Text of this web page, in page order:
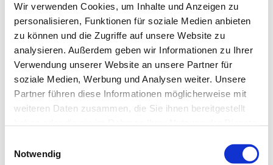
Wir verwenden Cookies, um Inhalte und Anzeigen zu
personalisieren, Funktionen für soziale Medien anbieten
zu können und die Zugriffe auf unsere Website zu
analysieren. Außerdem geben wir Informationen zu Ihrer
Verwendung unserer Website an unsere Partner für
soziale Medien, Werbung und Analysen weiter. Unsere
Partner führen diese Informationen möglicherweise mit
weiteren Daten zusammen, die Sie ihnen bereitgestellt
Notwendig
loadingjobninja.com
for more